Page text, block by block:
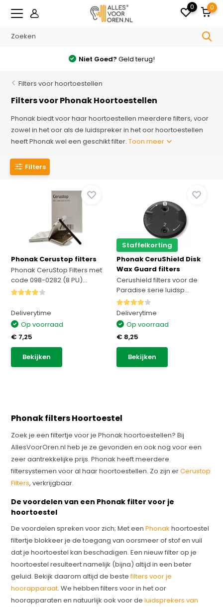
0 0
Niet Goed? Geld terug!
Filters voor hoortoestellen
Filters voor Phonak Hoortoestellen
Phonak biedt voor haar hoortoestellen meerdere filters, voor
zowel in het oor als de luidspreker in het oor hoortoestellen
heeft Phonak wel een geschikt filter.Toon meer
Filters
Phonak Cerustop filters
Phonak CeruStop Filters met
code 098-0282 (8 PU)...
Deliverytime
Op voorraad
€ 7,25
Bekijken
Staffelkorting
Phonak CeruShield Disk
Wax Guard filters
Cerushield filters voor de
Paradise serie luidsp...
Deliverytime
Op voorraad
€ 8,25
Bekijken
Phonak filters Hoortoestel
Zoek je een filtertje voor je Phonak hoortoestellen? Bij
AllesVoorOren.nl heb je ze gevonden en ook nog voor een
zeer aantrekkelijke prijs. Phonak heeft meerdere
filtersystemen voor al haar hoortoestellen. Zo zijn erCerustop
Filters, verkrijgbaar.
De voordelen van een Phonak filter voor je
hoortoestel
De voordelen spreken voor zich; Met eenPhonak hoortoestel
filtertje blokkeer je de toegang van oorsmeer of stof en vuil
dat je hoortoestel kan beschadigen. Een nieuw filter op je
hoortoestel resulteert namelijk (bijna) altijd in een beter
geluid. Bekijk daarom altijd de bestefilters voor je
hoorapparaat. We hebben filters voor in het oor
hoorapparaten en natuurlijk ook voor deluidsprekers van